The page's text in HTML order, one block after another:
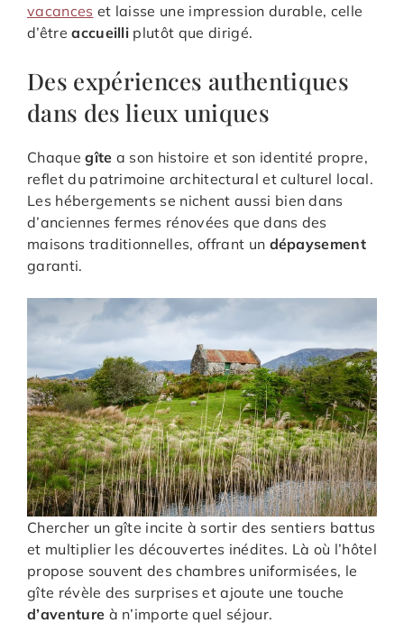
vacances et laisse une impression durable, celle
d’êtreaccueilli plutôt que dirigé.
Des expériences authentiques
dans des lieux uniques
Chaquegîte a son histoire et son identité propre,
reflet du patrimoine architectural et culturel local.
Les hébergements se nichent aussi bien dans
d’anciennes fermes rénovées que dans des
maisons traditionnelles, offrant un dépaysement
garanti.
Chercher un gîte incite à sortir des sentiers battus
et multiplier les découvertes inédites. Là où l’hôtel
propose souvent des chambres uniformisées, le
gîte révèle des surprises et ajoute une touche
d’aventure à n’importe quel séjour.